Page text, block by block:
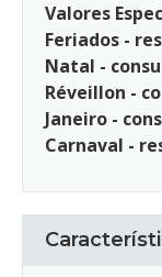
Valores
Feriados -
Natal -
Réveillon -
Janeiro -
Carnaval -